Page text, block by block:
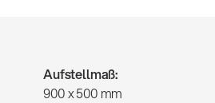
Aufstellmaß:
900 x 500 mm